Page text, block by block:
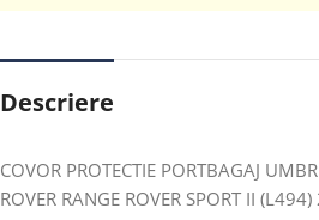
Descriere
COVOR PROTECTIE PORTBAGAJ
ROVER RANGE ROVER SPORT II